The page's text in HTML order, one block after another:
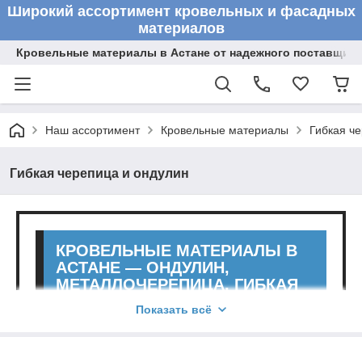
Широкий ассортимент кровельных и фасадных
материалов
Кровельные материалы в Астане от надежного
Наш ассортимент Кровельные материалы Гибкая
Гибкая черепица и ондулин
КРОВЕЛЬНЫЕ МАТЕРИАЛЫ В
АСТАНЕ — ОНДУЛИН,
МЕТАЛЛОЧЕРЕПИЦА, ГИБКАЯ
Показать всё